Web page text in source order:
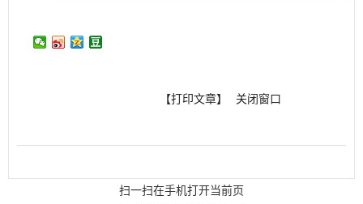
【打印文章】 关闭窗口
扫一扫在手机打开当前页